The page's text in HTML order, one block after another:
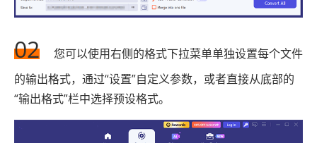
02
您可以使用右侧的格式下拉菜单单独设置每个文件
的输出格式，通过“设置”自定义参数，或者直接从底部的
“输出格式”栏中选择预设格式。